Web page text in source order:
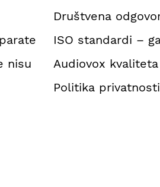
nisu
Društvena
ISO standardi –
Audiovox kvaliteta
Politika privatnosti